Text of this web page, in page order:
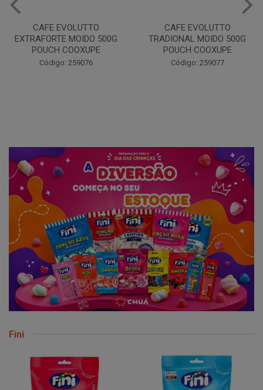
CAFE EVOLUTTO
EXTRAFORTE MOIDO 500G
POUCH COOXUPE
Código: 259076
CAFE EVOLUTTO
TRADIONAL MOIDO 500G
POUCH COOXUPE
Código: 259077
Fini